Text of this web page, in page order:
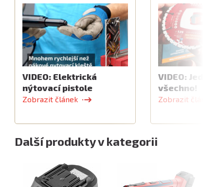
VIDEO: Elektrická
nýtovací pistole
Zobrazit článek
VIDEO:
všechno!
Zobrazit článek
Další produkty v kategorii